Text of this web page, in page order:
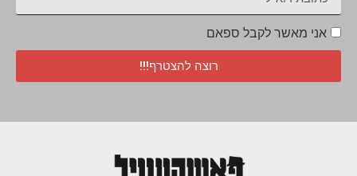
אני מאשר לקבל ספאם
רוצה להצטרף!!!